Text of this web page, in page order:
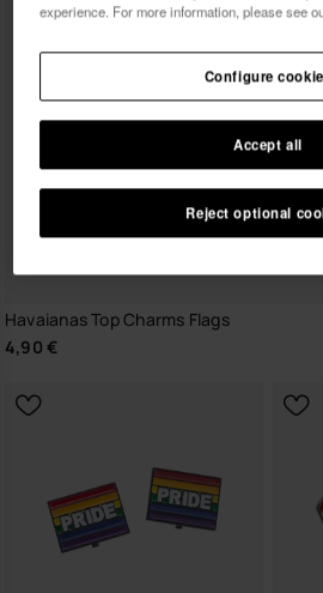
Havaianas Top Charms Flags
4,90 €
experience. For more information, please see
Reject optional
Accept all
Configure